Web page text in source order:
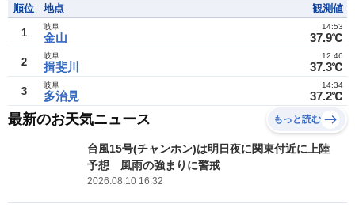
順位 地点 観測値
1 金山
岐阜
37.9℃
14:53
2 揖斐川
岐阜
37.3℃
12:46
3 多治見
岐阜
37.2℃
14:34
最新のお天気ニュース もっと読む
台風15号(チャンホン)は明日夜に関東付近に上陸
予想 風雨の強まりに警戒
2026.08.10 16:32